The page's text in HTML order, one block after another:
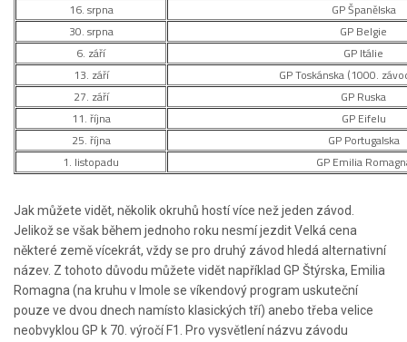
16. srpna
GP Španělska
30. srpna
GP Belgie
6. září
GP Itálie
13. září
GP Toskánska (1000.
27. září
GP Ruska
11. října
GP Eifelu
25. října
GP Portugalska
1. listopadu
GP Emilia
Jak můžete vidět, několik okruhů hostí více než jeden závod.
Jelikož se však během jednoho roku nesmí jezdit Velká cena
některé země vícekrát, vždy se pro druhý závod hledá alternativní
název. Z tohoto důvodu můžete vidět například GP Štýrska, Emilia
Romagna (na kruhu v Imole se víkendový program uskuteční
pouze ve dvou dnech namísto klasických tří) anebo třeba velice
neobvyklou GP k 70. výročí F1. Pro vysvětlení názvu závodu